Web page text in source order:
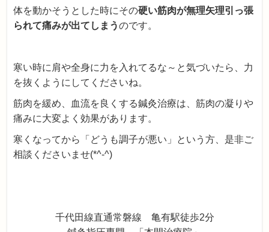
体を動かそうとした時にその硬い筋肉が無理矢理引っ張
られて痛みが出てしまうのです。
寒い時に肩や全身に力を入れてるな～と気づいたら、力
を抜くようにしてくださいね。
筋肉を緩め、血流を良くする鍼灸治療は、筋肉の凝りや
痛みに大変よく効果があります。
寒くなってから「どうも調子が悪い」という方、是非ご
相談くださいませ(*^-^)
千代田線直通常磐線 亀有駅徒歩2分